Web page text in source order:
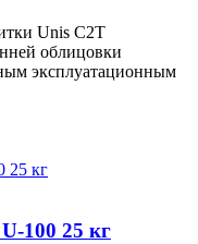
Unis C2T
облицовки
эксплуатационным
100 25 кг